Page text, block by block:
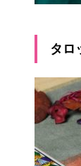
タロ